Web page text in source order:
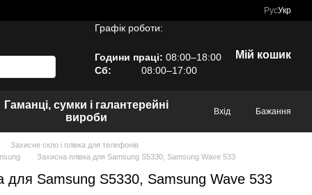
РусУкр
Графік роботи:
Години праці: 08:00–18:00
Сб:
08:00–17:00
Мій кошик
Гаманці, сумки і галантерейні
вироби
Вхід Бажання
Захисне скло і плівка для телефонів
Захисна плівка для Samsung S5330, Samsung Wave 533
для Samsung S5330, Samsung Wave 533